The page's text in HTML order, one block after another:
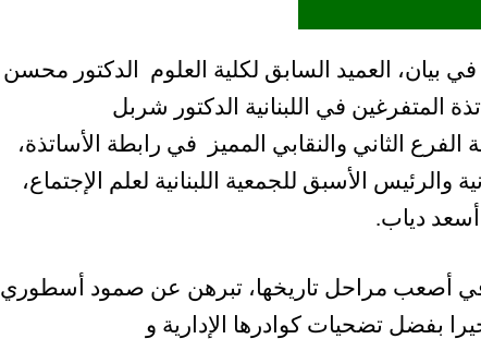
العميد السابق لكلية العلوم
الدكتور محسن
المتفرغين في اللبنانية الدكتور شربل
الفرع الثاني والنقابي المميز في رابطة الأساتذة،
والرئيس الأسبق للجمعية اللبنانية لعلم الإجتماع،
أسعد دياب.
في أصعب مراحل تاريخها، تبرهن عن صمود أسطوري
بفضل تضحيات كوادرها الإدارية و